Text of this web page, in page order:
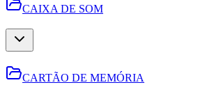
CAIXA DE SOM
CARTÃO DE MEMÓRIA